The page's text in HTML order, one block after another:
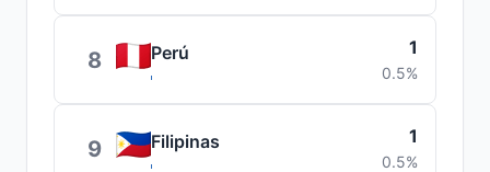
8 Perú 1
0.5%
9 Filipinas 1
0.5%